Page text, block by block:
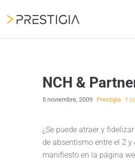
NCH &
5 noviembre, 2009 Prestigia 1
¿Se puede atraer y
de absentismo entre el 2 y
manifiesto en la página